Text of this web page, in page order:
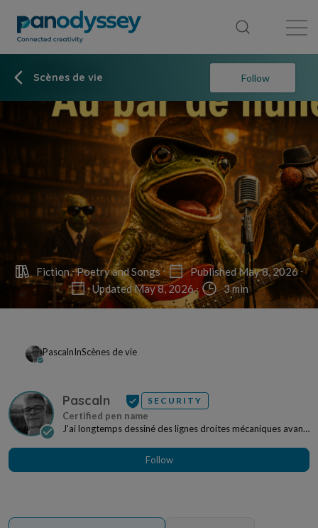
Scènes de vie Follow
Fiction Poetry and Songs
Published May 8, 2026
Updated May 8, 2026
3 min
PascalnInScènes de vie
Pascaln SECURITY
J'ai longtemps dessiné des lignes droites mécaniques avant
Follow